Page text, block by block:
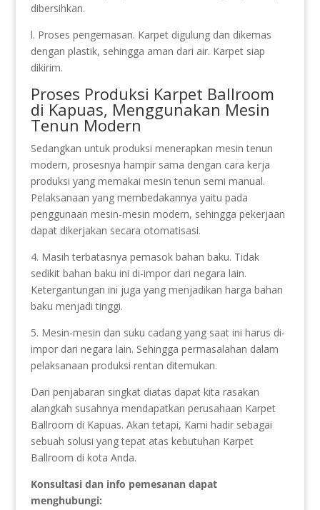
dibersihkan.
l. Proses pengemasan. Karpet digulung dan dikemas
dengan plastik, sehingga aman dari air. Karpet siap
dikirim.
Proses Produksi Karpet Ballroom
di Kapuas, Menggunakan Mesin
Tenun Modern
Sedangkan untuk produksi menerapkan mesin tenun
modern, prosesnya hampir sama dengan cara kerja
produksi yang memakai mesin tenun semi manual.
Pelaksanaan yang membedakannya yaitu pada
penggunaan mesin-mesin modern, sehingga pekerjaan
dapat dikerjakan secara otomatisasi.
4. Masih terbatasnya pemasok bahan baku. Tidak
sedikit bahan baku ini di-impor dari negara lain.
Ketergantungan ini juga yang menjadikan harga bahan
baku menjadi tinggi.
5. Mesin-mesin dan suku cadang yang saat ini harus di-
impor dari negara lain. Sehingga permasalahan dalam
pelaksanaan produksi rentan ditemukan.
Dari penjabaran singkat diatas dapat kita rasakan
alangkah susahnya mendapatkan perusahaan Karpet
Ballroom di Kapuas. Akan tetapi, Kami hadir sebagai
sebuah solusi yang tepat atas kebutuhan Karpet
Ballroom di kota Anda.
Konsultasi dan info pemesanan dapat
menghubungi: